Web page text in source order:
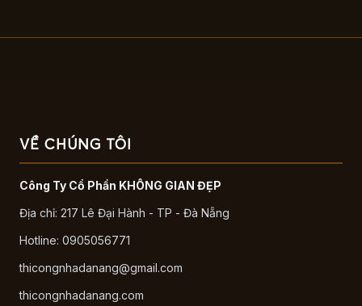
VỀ CHÚNG TÔI
Công Ty Cổ Phần KHÔNG GIAN ĐẸP
Địa chỉ: 217 Lê Đại Hành - TP - Đà Nẵng
Hotline: 0905056771
thicongnhadanang@gmail.com
thicongnhadanang.com